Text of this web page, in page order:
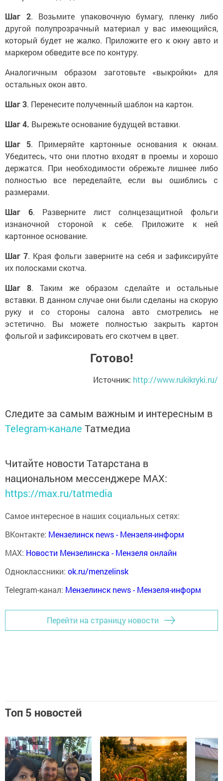
Шаг 2. Возьмите упаковочную бумагу, пленку либо
другой полупрозрачный материал у вас имеющийся,
который будет не жалко. Приложите его к окну авто и
маркером обведите все по контуру.
Аналогичным образом заготовьте «выкройки» для
остальных окон авто.
Шаг 3. Перенесите полученный шаблон на картон.
Шаг 4. Вырежьте основание будущей вставки.
Шаг 5. Примеряйте картонные основания к окнам.
Убедитесь, что они плотно входят в проемы и хорошо
держатся. При необходимости обрежьте лишнее либо
полностью все переделайте, если вы ошиблись с
размерами.
Шаг 6. Разверните лист солнцезащитной фольги
изнаночной стороной к себе. Приложите к ней
картонное основание.
Шаг 7. Края фольги заверните на себя и зафиксируйте
их полосками скотча.
Шаг 8. Таким же образом сделайте и остальные
вставки. В данном случае они были сделаны на скорую
руку и со стороны салона авто смотрелись не
эстетично. Вы можете полностью закрыть картон
фольгой и зафиксировать его скотчем в цвет.
Готово!
Источник: http://www.rukikryki.ru/
Следите за самым важным и интересным в
Telegram-канале Татмедиа
Читайте новости Татарстана в
национальном мессенджере MАХ:
https://max.ru/tatmedia
Самое интересное в наших социальных сетях:
ВКонтакте: Мензелинск news - Мензеля-информ
MAX: Новости Мензелинска - Мензеля онлайн
Одноклассники: ok.ru/menzelinsk
Telegram-канал: Мензелинск news - Мензеля-информ
Перейти на страницу новости
Топ 5 новостей